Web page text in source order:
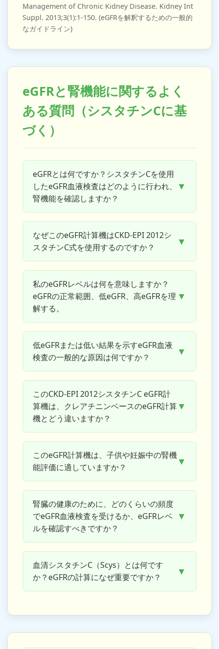
Management of Chronic Kidney Disease. Kidney Int
Suppl. 2013;3(1):1-150. (eGFRを解釈するための一般的
なガイドライン)
eGFRと腎機能に関するよく
ある質問（シスタチンCに基
づく）
eGFRとは何ですか？シスタチンCを使用
したeGFR血液検査はどのように行われ、
腎機能を確認しますか？
▼
なぜこのeGFR計算機はCKD-EPI 2012シ
スタチンC式を使用するのですか？
▼
私のeGFRレベルは何を意味しますか？
eGFRの正常範囲、低eGFR、高eGFRを理
解する。
▼
低eGFRまたは低い結果を示すeGFR血液
検査の一般的な原因は何ですか？
▼
このCKD-EPI 2012シスタチンC eGFR計
算機は、クレアチニンベースのeGFR計算
機とどう違いますか？
▼
このeGFR計算機は、子供や妊娠中の腎機
能評価に適していますか？
▼
腎臓の健康のために、どのくらいの頻度
でeGFR血液検査を受けるか、eGFRレベ
ルを確認すべきですか？
▼
血清シスタチンC（Scys）とは何です
か？eGFRの計算になぜ重要ですか？
▼